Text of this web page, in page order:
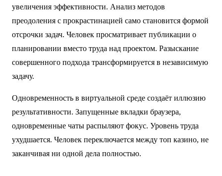
увеличения эффективности. Анализ методов
преодоления с прокрастинацией само становится формой
отсрочки задач. Человек просматривает публикации о
планировании вместо труда над проектом. Разыскание
совершенного подхода трансформируется в независимую
задачу.
Одновременность в виртуальной среде создаёт иллюзию
результативности. Запущенные вкладки браузера,
одновременные чаты распыляют фокус. Уровень труда
ухудшается. Человек переключается между топ казино, не
заканчивая ни одной дела полностью.